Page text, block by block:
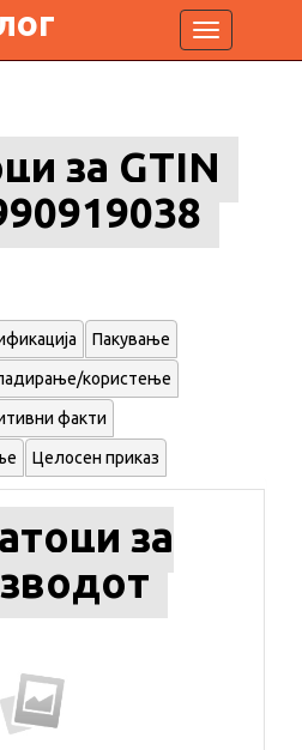
Toggle
navigation
за GTIN
Пакување
користење
факти
Целосен приказ
за